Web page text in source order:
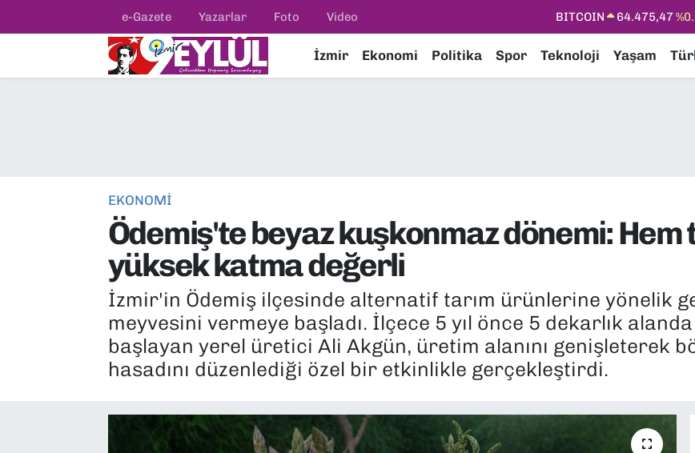
e-Gazete Yazarlar Foto Video DOLAR 47,5971
STERLİN
64,2534
İzmir Ekonomi Politika Spor Teknoloji Yaşam
EKONOMİ
Ödemiş'te beyaz kuşkonmaz dönemi:
yüksek katma değerli
İzmir'in Ödemiş ilçesinde alternatif tarım ürünlerine yönelik
meyvesini vermeye başladı. İlçece 5 yıl önce 5 dekarlık
başlayan yerel üretici Ali Akgün, üretim alanını genişleterek
hasadını düzenlediği özel bir etkinlikle gerçekleştirdi.
Resmi İlanlar
EKONOMİ
KÜLTÜR SANAT
MAGAZİN
Konak Nöbetçi Eczaneler
Tüm Manşetler
Son Dakika Haberleri
Haber Arşivi